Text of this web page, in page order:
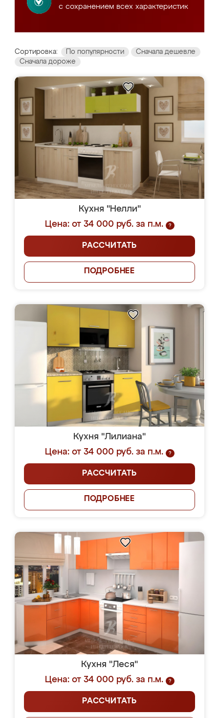
с сохранением всех характеристик
Сортировка: По популярности
Сначала дешевле
Сначала дороже
Кухня "Нелли"
Цена: от 34 000 руб. за п.м.
?
РАССЧИТАТЬ
ПОДРОБНЕЕ
Кухня "Лилиана"
Цена: от 34 000 руб. за п.м.
?
РАССЧИТАТЬ
ПОДРОБНЕЕ
Кухня "Леся"
Цена: от 34 000 руб. за п.м.
?
РАССЧИТАТЬ